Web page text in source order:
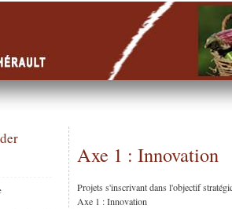
Axe 1 : Innovation
Projets s'inscrivant dans l'objectif
Axe 1 : Innovation